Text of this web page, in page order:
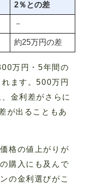
2％との差
－
約25万円の差
万円・5年間の
ます。500万円
金利差がさらに
が出ることもあ
格の値上がりが
購入にも及んで
の金利選びがこ